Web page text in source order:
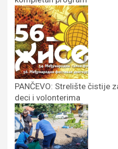
PANČEVO: Strelište čistije
deci i volonterima